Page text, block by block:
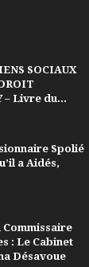
SOCIAUX
– Livre du...
Spolié
a Aidés,
: Le Cabinet
Désavoue